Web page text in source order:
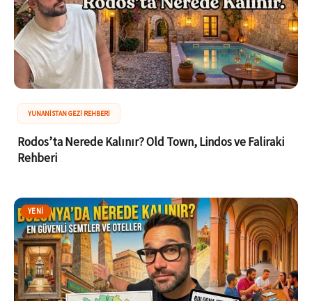
YUNANISTAN GEZI REHBERI
Rodos’ta Nerede Kalınır? Old Town, Lindos ve Faliraki
Rehberi
YENI